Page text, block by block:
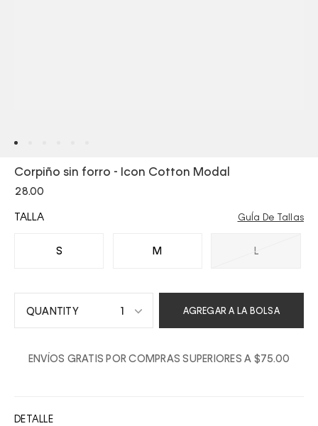
Corpiño sin forro - Icon Cotton Modal
28.00
TALLA
S M L
GuÍa De Tallas
1
2
AGREGAR A LA BOLSA
ENVÍOS GRATIS POR COMPRAS SUPERIORES A $75.00
DETALLE